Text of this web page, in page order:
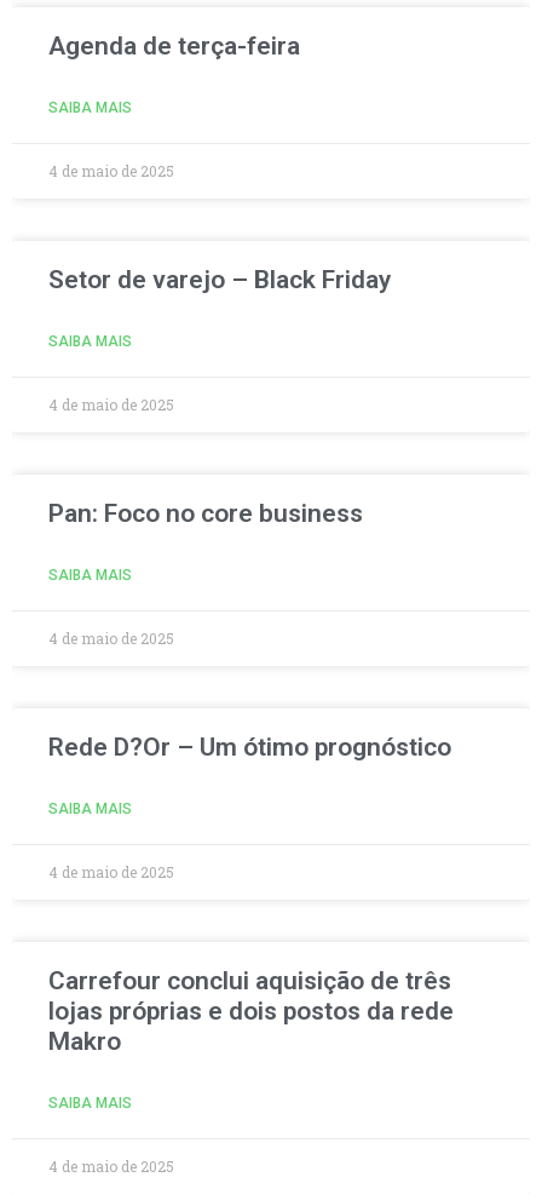
Agenda de terça-feira
SAIBA MAIS
4 de maio de 2025
Setor de varejo – Black Friday
SAIBA MAIS
4 de maio de 2025
Pan: Foco no core business
SAIBA MAIS
4 de maio de 2025
Rede D?Or – Um ótimo prognóstico
SAIBA MAIS
4 de maio de 2025
Carrefour conclui aquisição de três
lojas próprias e dois postos da rede
Makro
SAIBA MAIS
4 de maio de 2025